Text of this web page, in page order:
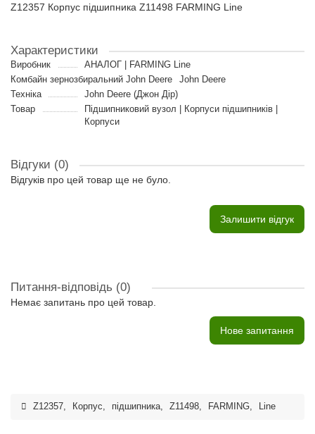
Z12357 Корпус підшипника Z11498 FARMING Line
Характеристики
Виробник
АНАЛОГ | FARMING Line
Комбайн зернозбиральний John Deere
John Deere
Техніка
John Deere (Джон Дір)
Товар
Підшипниковий вузол | Корпуси підшипників |
Корпуси
Відгуки (0)
Відгуків про цей товар ще не було.
Залишити відгук
Питання-відповідь (0)
Немає запитань про цей товар.
Нове запитання
Z12357, Корпус, підшипника, Z11498, FARMING, Line